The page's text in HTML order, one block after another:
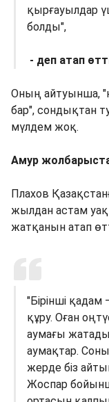
қырғауылдар
болды",
- деп атап
Оның айтуынша,
бар", сондықтан
мүлдем жоқ.
Амур
Плахов
жылдан астам
жатқанын атап
"Бірінші
құру. Оған
аумағы
аумақтар.
жерде біз
Жоспар